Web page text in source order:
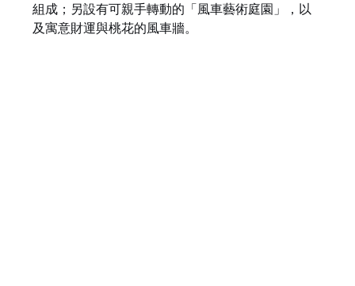
組成；另設有可親手轉動的「風車藝術庭園」，以
及寓意財運與桃花的風車牆。